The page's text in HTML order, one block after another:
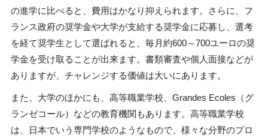
の進学に比べると、費用はかなり抑えられます。さらに、フ
ランス政府の奨学金や大学が支給する奨学金に応募し、選考
を経て奨学生として選ばれると、毎月約600～700ユーロの奨
学金を受け取ることが出来ます。書類審査や個人面接などが
ありますが、チャレンジする価値は大いにあります。
また、大学のほかにも、高等職業学校、Grandes Ecoles（グ
ランゼコール）などの教育機関もあります。高等職業学校
は、日本でいう専門学校のようなもので、様々な分野のプロ